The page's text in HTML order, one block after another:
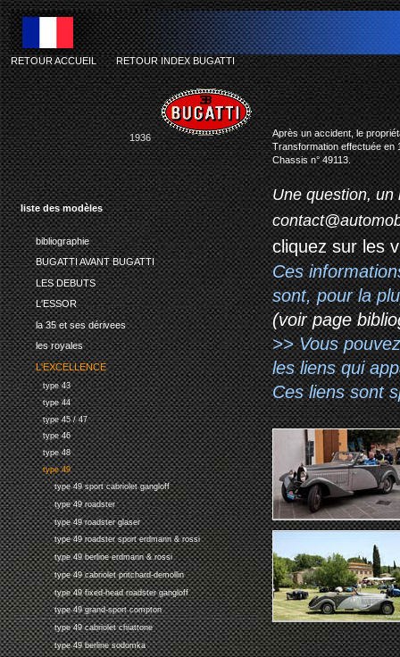
liste des modèles
bibliographie
BUGATTI AVANT BUGATTI
LES DEBUTS
L'ESSOR
la 35 et ses dérivees
les royales
L'EXCELLENCE
type 43
type 44
type 45 / 47
type 46
type 48
type 49
type 49 sport cabriolet gangloff
type 49 roadster
type 49 roadster glaser
type 49 roadster sport erdmann & rossi
type 49 berline erdmann & rossi
type 49 cabriolet pritchard-demollin
type 49 fixed-head roadster gangloff
type 49 grand-sport compton
type 49 cabriolet chiattone
type 49 berline sodomka
RETOUR ACCUEIL-RETOUR INDEX BUGATTI
1936
Après un accident, le
Transformation effectuée en
Chassis n° 49113.
Une question, un
cliquez sur les
Ces
sont, pour la
(voir page
>> Vous
les liens qui
Ces liens sont